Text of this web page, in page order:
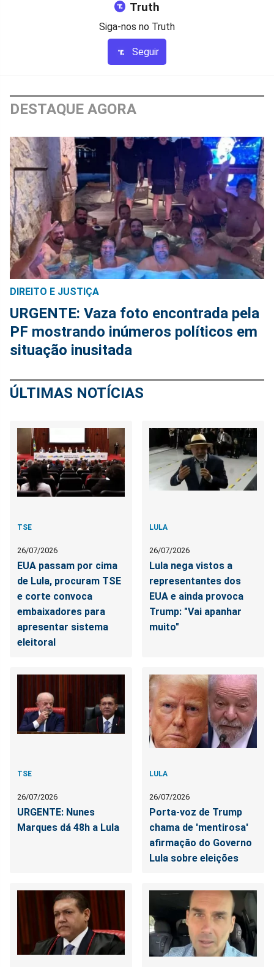
Truth
Siga-nos no Truth
Seguir
DESTAQUE AGORA
DIREITO E JUSTIÇA
URGENTE: Vaza foto encontrada pela
PF mostrando inúmeros políticos em
situação inusitada
ÚLTIMAS NOTÍCIAS
TSE
26/07/2026
EUA passam por cima
de Lula, procuram TSE
e corte convoca
embaixadores para
apresentar sistema
eleitoral
LULA
26/07/2026
Lula nega vistos a
representantes dos
EUA e ainda provoca
Trump: "Vai apanhar
muito"
TSE
26/07/2026
URGENTE: Nunes
Marques dá 48h a Lula
LULA
26/07/2026
Porta-voz de Trump
chama de 'mentirosa'
afirmação do Governo
Lula sobre eleições